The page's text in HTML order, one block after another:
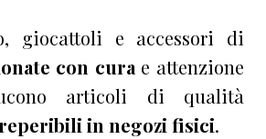
giocattoli e accessori di
con cura e attenzione
articoli di qualità
in negozi fisici.